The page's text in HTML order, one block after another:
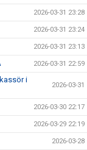
2026-03-31 23:28
2026-03-31 23:24
2026-03-31 23:13
2026-03-31 22:59
i
2026-03-31
2026-03-30 22:17
2026-03-29 22:19
2026-03-28